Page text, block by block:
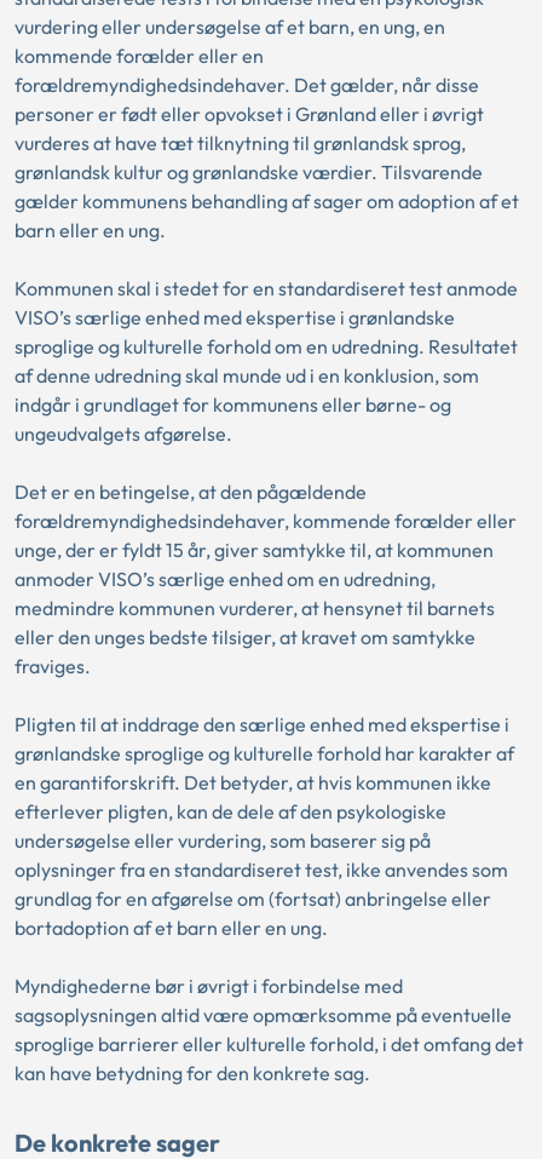
vurdering eller undersøgelse af et barn, en ung, en
kommende forælder eller en
forældremyndighedsindehaver. Det gælder, når disse
personer er født eller opvokset i Grønland eller i øvrigt
vurderes at have tæt tilknytning til grønlandsk sprog,
grønlandsk kultur og grønlandske værdier. Tilsvarende
gælder kommunens behandling af sager om adoption af et
barn eller en ung.
Kommunen skal i stedet for en standardiseret test anmode
VISO’s særlige enhed med ekspertise i grønlandske
sproglige og kulturelle forhold om en udredning. Resultatet
af denne udredning skal munde ud i en konklusion, som
indgår i grundlaget for kommunens eller børne- og
ungeudvalgets afgørelse.
Det er en betingelse, at den pågældende
forældremyndighedsindehaver, kommende forælder eller
unge, der er fyldt 15 år, giver samtykke til, at kommunen
anmoder VISO’s særlige enhed om en udredning,
medmindre kommunen vurderer, at hensynet til barnets
eller den unges bedste tilsiger, at kravet om samtykke
fraviges.
Pligten til at inddrage den særlige enhed med ekspertise i
grønlandske sproglige og kulturelle forhold har karakter af
en garantiforskrift. Det betyder, at hvis kommunen ikke
efterlever pligten, kan de dele af den psykologiske
undersøgelse eller vurdering, som baserer sig på
oplysninger fra en standardiseret test, ikke anvendes som
grundlag for en afgørelse om (fortsat) anbringelse eller
bortadoption af et barn eller en ung.
Myndighederne bør i øvrigt i forbindelse med
sagsoplysningen altid være opmærksomme på eventuelle
sproglige barrierer eller kulturelle forhold, i det omfang det
kan have betydning for den konkrete sag.
De konkrete sager